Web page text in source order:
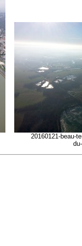
20160121-beau-